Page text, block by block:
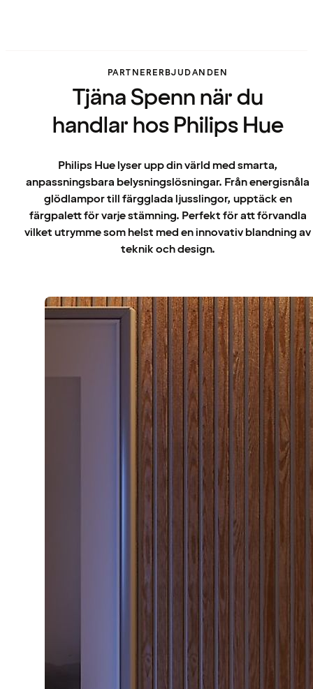
PARTNERERBJUDANDEN
Tjäna Spenn när du
handlar hos Philips Hue
Philips Hue lyser upp din värld med smarta,
anpassningsbara belysningslösningar. Från energisnåla
glödlampor till färgglada ljusslingor, upptäck en
färgpalett för varje stämning. Perfekt för att förvandla
vilket utrymme som helst med en innovativ blandning av
teknik och design.